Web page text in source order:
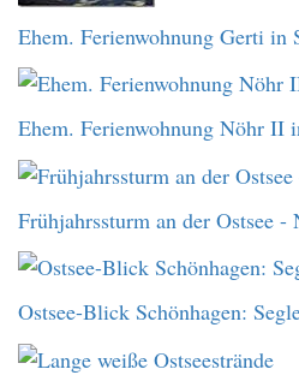
Ehem. Ferienwohnung Gerti in
Ehem. Ferienwohnung Nöhr II
Frühjahrssturm an der Ostsee -
Ostsee-Blick Schönhagen: